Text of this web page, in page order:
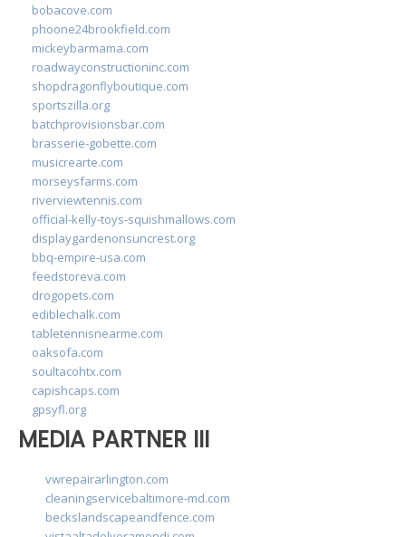
bobacove.com
phoone24brookfield.com
mickeybarmama.com
roadwayconstructioninc.com
shopdragonflyboutique.com
sportszilla.org
batchprovisionsbar.com
brasserie-gobette.com
musicrearte.com
morseysfarms.com
riverviewtennis.com
official-kelly-toys-squishmallows.com
displaygardenonsuncrest.org
bbq-empire-usa.com
feedstoreva.com
drogopets.com
ediblechalk.com
tabletennisnearme.com
oaksofa.com
soultacohtx.com
capishcaps.com
gpsyfl.org
MEDIA PARTNER III
vwrepairarlington.com
cleaningservicebaltimore-md.com
beckslandscapeandfence.com